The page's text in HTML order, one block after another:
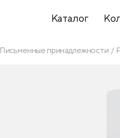
Каталог
Письменные принадлежности